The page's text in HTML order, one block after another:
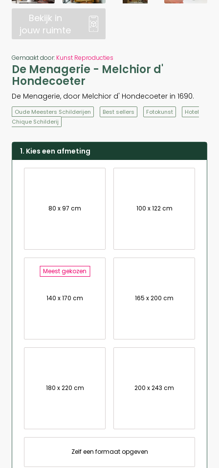
Bekijk in
jouw ruimte
Gemaakt door: Kunst Reproducties
De Menagerie - Melchior d'
Hondecoeter
De Menagerie, door Melchior d' Hondecoeter in 1690.
Oude Meesters Schilderijen Best sellers Fotokunst
Hotel
Chique Schilderij
1. Kies een afmeting
80 x 97 cm 100 x 122 cm
Meest gekozen
140 x 170 cm 165 x 200 cm
180 x 220 cm 200 x 243 cm
Zelf een formaat opgeven